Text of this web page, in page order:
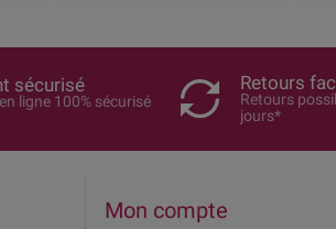
sécurisé
ligne 100% sécurisé
Retours
Retours
jours*
Mon compte